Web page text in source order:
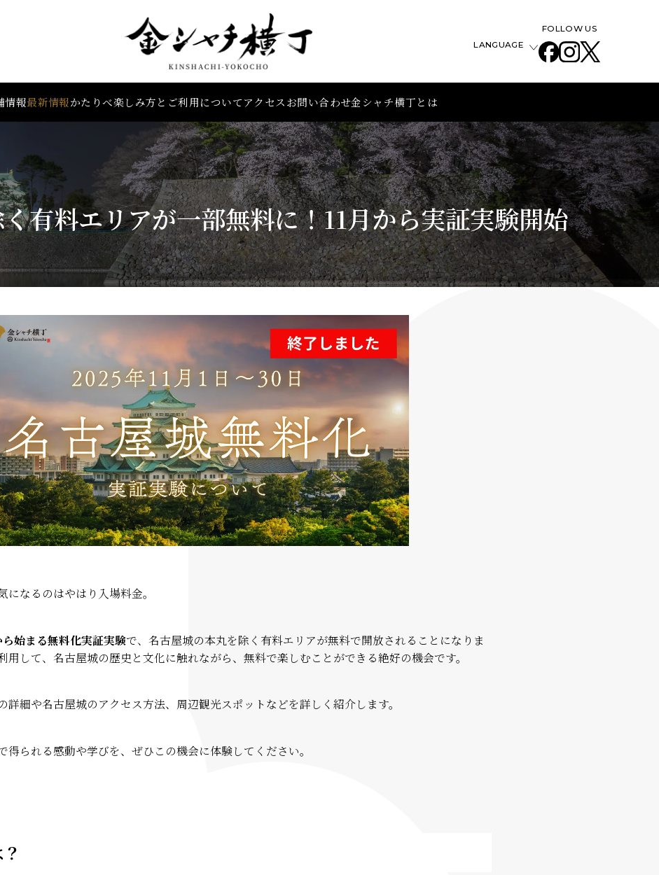
LANGUAGE
FOLLOW US
情報最新情報かたりべ楽しみ方とご利用についてアクセスお問い合わせ金シャチ横丁とは
有料エリアが一部無料に！11月から実証実験開始
なるのはやはり入場料金。
始まる無料化実証実験で、名古屋城の本丸を除く有料エリアが無料で開放されることになりま
用して、名古屋城の歴史と文化に触れながら、無料で楽しむことができる絶好の機会です。
詳細や名古屋城のアクセス方法、周辺観光スポットなどを詳しく紹介します。
得られる感動や学びを、ぜひこの機会に体験してください。